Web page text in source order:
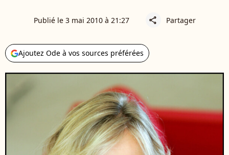
Publié le 3 mai 2010 à 21:27 share Partager
Ajoutez Ode à vos sources préférées